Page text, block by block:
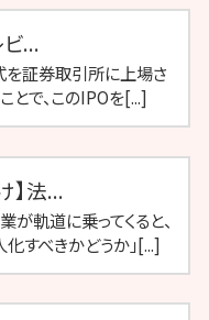
...
を証券取引所に上場さ
とで、このIPOを[...]
】法...
軌道に乗ってくると、
すべきかどうか」[...]